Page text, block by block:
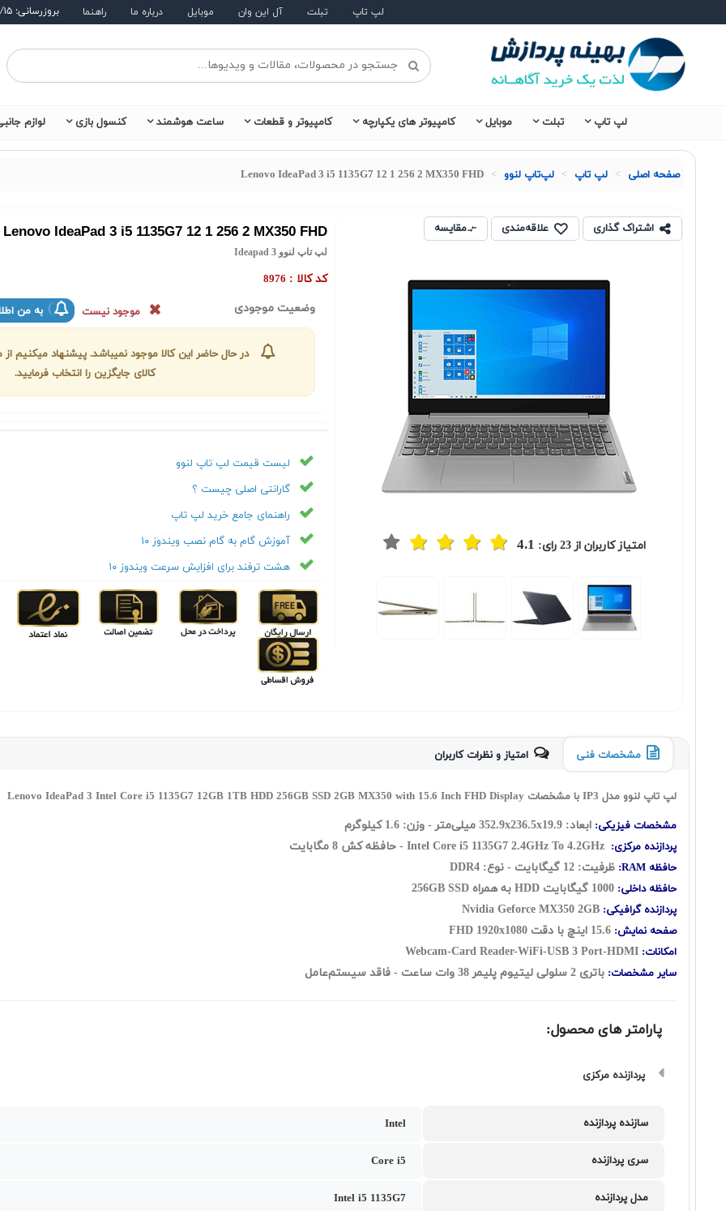
لپ تاپ تبلت آل این وان موبایل درباره ما راهنما بروزرسانی: ۱۴۰۵/۵/۱۵
لپ تاپ تبلت موبایل کامپیوتر های یکپارچه کامپیوتر و قطعات ساعت هوشمند کنسول بازی لوازم
صفحه اصلی لپ تاپ لپ‌تاپ لنوو Lenovo IdeaPad 3 i5 1135G7 12 1 256 2 MX350 FHD
اشتراک گذاری علاقه‌مندی مقایسه
امتیاز کاربران از23رای: 4.1
Lenovo IdeaPad 3 i5 1135G7 12 1 256 2 MX350 FHD
لپ تاپ لنوو Ideapad 3
کد کالا : 8976
وضعیت موجودی موجود نیست به من
در حال حاضر این کالا موجود نمیباشد. پیشنهاد میکنیم
کالای جایگزین را انتخاب فرمایید.
لیست قیمت لپ تاپ لنوو
گارانتی اصلی چیست ؟
راهنمای جامع خرید لپ تاپ
آموزش گام به گام نصب ویندوز ۱۰
هشت ترفند برای افزایش سرعت ویندوز ۱۰
مشخصات فنی امتیاز و نظرات کاربران
لپ تاپ لنوو مدل IP3 با مشخصات Lenovo IdeaPad 3 Intel Core i5 1135G7 12GB 1TB HDD 256GB SSD 2GB MX350 with 15.6 Inch FHD Display
مشخصات فیزیکی: ابعاد: 352.9x236.5x19.9میلی‌متر - وزن: 1.6 کیلوگرم
پردازنده مرکزی: Intel Core i5 1135G7 2.4GHz To 4.2GHz - حافظه کش 8 مگابایت
حافظه RAM: ظرفیت: 12 گيگابايت - نوع: DDR4
حافظه داخلی:
پردازنده گرافیکی: Nvidia Geforce MX350 2GB
صفحه نمایش:
امکانات:
سایر مشخصات: باتری 2 سلولی لیتیوم پلیمر 38 وات ساعت - فاقد سيستم‌عامل
پارامتر های محصول:
پردازنده مرکزی
سازنده پردازنده Intel
سری پردازنده Core i5
مدل پردازنده Intel i5 1135G7